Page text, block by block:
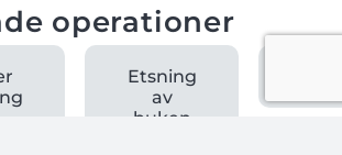
operationer
Etsning
av
buken